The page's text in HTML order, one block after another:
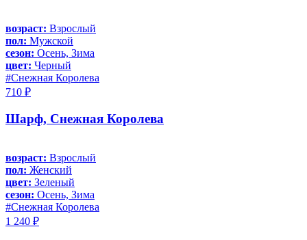
возраст: Взрослый
пол: Мужской
сезон: Осень, Зима
цвет: Черный
#Снежная Королева
710 ₽
Шарф, Снежная Королева
возраст: Взрослый
пол: Женский
цвет: Зеленый
сезон: Осень, Зима
#Снежная Королева
1 240 ₽